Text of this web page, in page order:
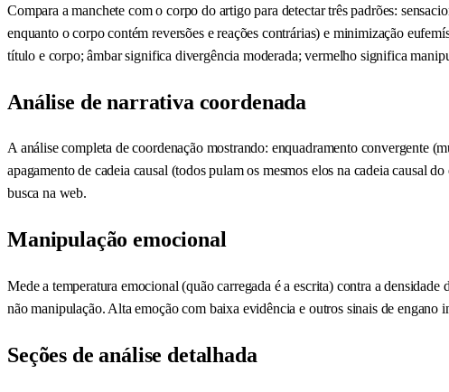
Compara a manchete com o corpo do artigo para detectar três padrões:
enquanto o corpo contém reversões e reações contrárias) e minimização
título e corpo; âmbar significa divergência moderada; vermelho significa
Análise de narrativa coordenada
A análise completa de coordenação mostrando: enquadramento convergente
apagamento de cadeia causal (todos pulam os mesmos elos na cadeia causal
busca na web.
Manipulação emocional
Mede a temperatura emocional (quão carregada é a escrita) contra a
não manipulação. Alta emoção com baixa evidência e outros sinais de
Seções de análise detalhada